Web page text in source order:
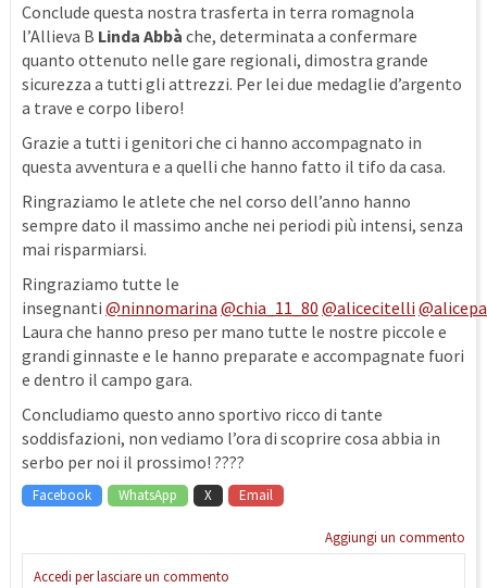
Conclude questa nostra trasferta in terra romagnola
l’Allieva B Linda Abbà che, determinata a confermare
quanto ottenuto nelle gare regionali, dimostra grande
sicurezza a tutti gli attrezzi. Per lei due medaglie d’argento
a trave e corpo libero!
Grazie a tutti i genitori che ci hanno accompagnato in
questa avventura e a quelli che hanno fatto il tifo da casa.
Ringraziamo le atlete che nel corso dell’anno hanno
sempre dato il massimo anche nei periodi più intensi, senza
mai risparmiarsi.
Ringraziamo tutte le
insegnanti @ninnomarina @chia_11_80 @alicecitelli
Laura che hanno preso per mano tutte le nostre piccole e
grandi ginnaste e le hanno preparate e accompagnate fuori
e dentro il campo gara.
Concludiamo questo anno sportivo ricco di tante
soddisfazioni, non vediamo l’ora di scoprire cosa abbia in
serbo per noi il prossimo! ????
Facebook WhatsApp X Email
Aggiungi un commento
Accedi per lasciare un commento